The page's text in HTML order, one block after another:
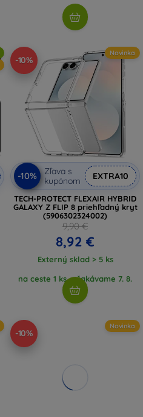
-10%
Novinka
-10%
Zľava s
kupónom
EXTRA10
TECH-PROTECT FLEXAIR HYBRID
GALAXY Z FLIP 8 priehľadný kryt
(5906302324002)
9,90 €
8,92 €
Externý sklad > 5 ks
na ceste 1 ks, očakávame 7. 8.
2026
-10%
Novinka